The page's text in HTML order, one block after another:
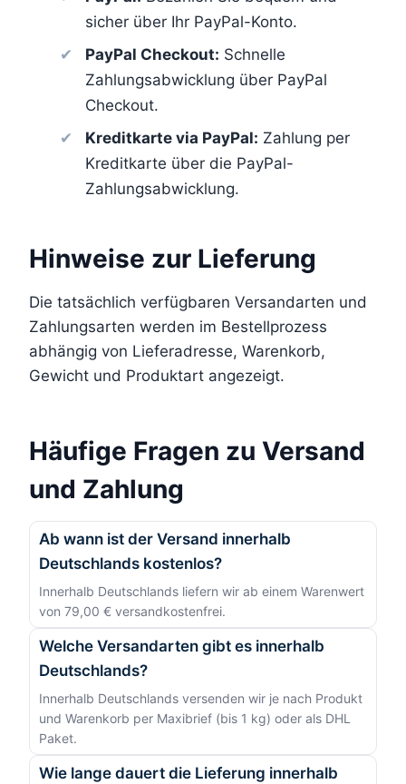
sicher über Ihr PayPal-Konto.
PayPal Checkout: Schnelle
Zahlungsabwicklung über PayPal
Checkout.
Kreditkarte via PayPal: Zahlung per
Kreditkarte über die PayPal-
Zahlungsabwicklung.
Hinweise zur Lieferung
Die tatsächlich verfügbaren Versandarten und
Zahlungsarten werden im Bestellprozess
abhängig von Lieferadresse, Warenkorb,
Gewicht und Produktart angezeigt.
Häufige Fragen zu Versand
und Zahlung
Ab wann ist der Versand innerhalb
Deutschlands kostenlos?
Innerhalb Deutschlands liefern wir ab einem Warenwert
von 79,00 € versandkostenfrei.
Welche Versandarten gibt es innerhalb
Deutschlands?
Innerhalb Deutschlands versenden wir je nach Produkt
und Warenkorb per Maxibrief (bis 1 kg) oder als DHL
Paket.
Wie lange dauert die Lieferung innerhalb